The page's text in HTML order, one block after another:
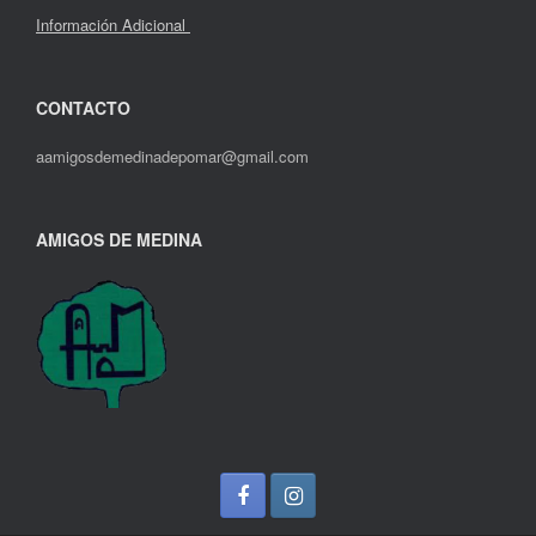
Información Adicional
CONTACTO
aamigosdemedinadepomar@gmail.com
AMIGOS DE MEDINA